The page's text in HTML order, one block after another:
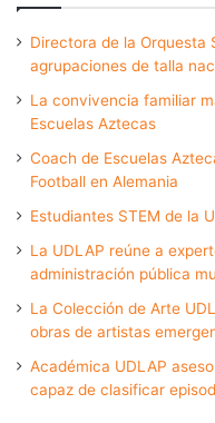
Directora de la Orquesta
agrupaciones de talla
La convivencia familiar
Escuelas Aztecas
Coach de Escuelas
Football en Alemania
Estudiantes STEM de la
La UDLAP reúne a
administración pública
La Colección de Arte
obras de artistas
Académica UDLAP
capaz de clasificar